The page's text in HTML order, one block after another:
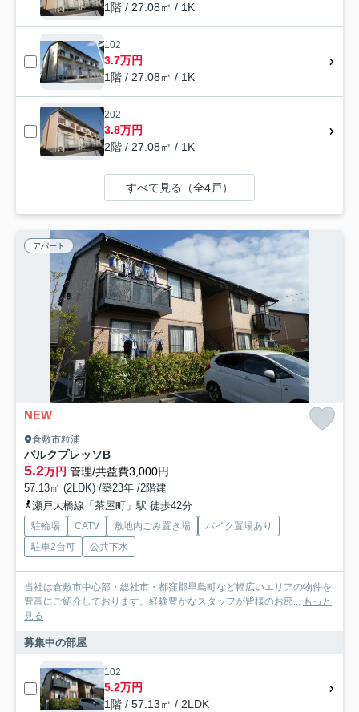
1階 / 27.08㎡ / 1K
102
3.7万円
1階 / 27.08㎡ / 1K
202
3.8万円
2階 / 27.08㎡ / 1K
すべて見る（全4戸）
アパート
NEW
倉敷市粒浦
パルクプレッソB
5.2万円 管理/共益費3,000円
57.13㎡ (2LDK) /築23年 /2階建
瀬戸大橋線「茶屋町」駅 徒歩42分
駐輪場 CATV 敷地内ごみ置き場
バイク置場あり
駐車2台可
公共下水
当社は倉敷市中心部・総社市・都窪郡早島町など幅広いエリアの物件を
豊富にご紹介しております。経験豊かなスタッフが皆様のお部... もっと
見る
募集中の部屋
102
5.2万円
1階 / 57.13㎡ / 2LDK